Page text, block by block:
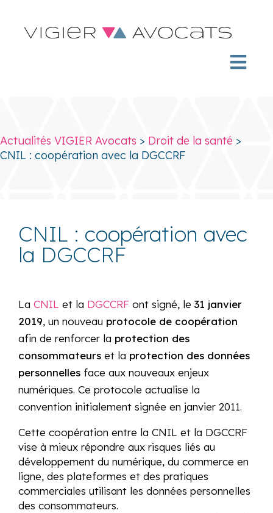
Actualités VIGIER Avocats > Droit de la santé >
CNIL : coopération avec la DGCCRF
CNIL : coopération avec
la DGCCRF
La CNIL et la DGCCRF ont signé, le 31 janvier
2019, un nouveau protocole de coopération
afin de renforcer la protection des
consommateurs et la protection des données
personnelles face aux nouveaux enjeux
numériques. Ce protocole actualise la
convention initialement signée en janvier 2011.
Cette coopération entre la CNIL et la DGCCRF
vise à mieux répondre aux risques liés au
développement du numérique, du commerce en
ligne, des plateformes et des pratiques
commerciales utilisant les données personnelles
des consommateurs.